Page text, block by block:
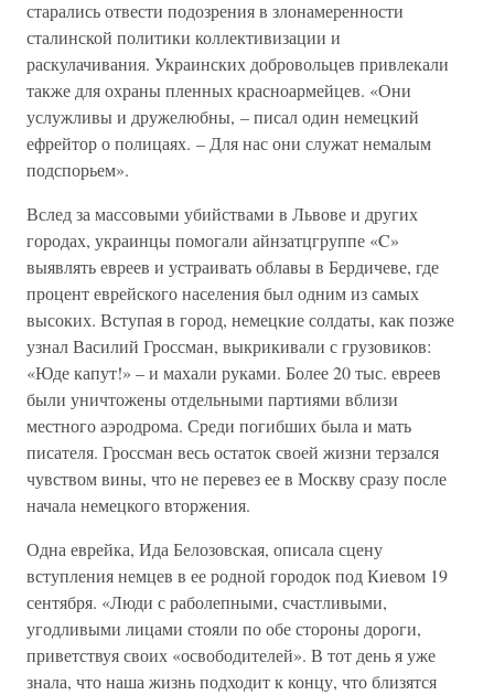
старались отвести подозрения в злонамеренности
сталинской политики коллективизации и
раскулачивания. Украинских добровольцев привлекали
также для охраны пленных красноармейцев. «Они
услужливы и дружелюбны, – писал один немецкий
ефрейтор о полицаях. – Для нас они служат немалым
подспорьем».
Вслед за массовыми убийствами в Львове и других
городах, украинцы помогали айнзатцгруппе «C»
выявлять евреев и устраивать облавы в Бердичеве, где
процент еврейского населения был одним из самых
высоких. Вступая в город, немецкие солдаты, как позже
узнал Василий Гроссман, выкрикивали с грузовиков:
«Юде капут!» – и махали руками. Более 20 тыс. евреев
были уничтожены отдельными партиями вблизи
местного аэродрома. Среди погибших была и мать
писателя. Гроссман весь остаток своей жизни терзался
чувством вины, что не перевез ее в Москву сразу после
начала немецкого вторжения.
Одна еврейка, Ида Белозовская, описала сцену
вступления немцев в ее родной городок под Киевом 19
сентября. «Люди с раболепными, счастливыми,
угодливыми лицами стояли по обе стороны дороги,
приветствуя своих «освободителей». В тот день я уже
знала, что наша жизнь подходит к концу, что близятся